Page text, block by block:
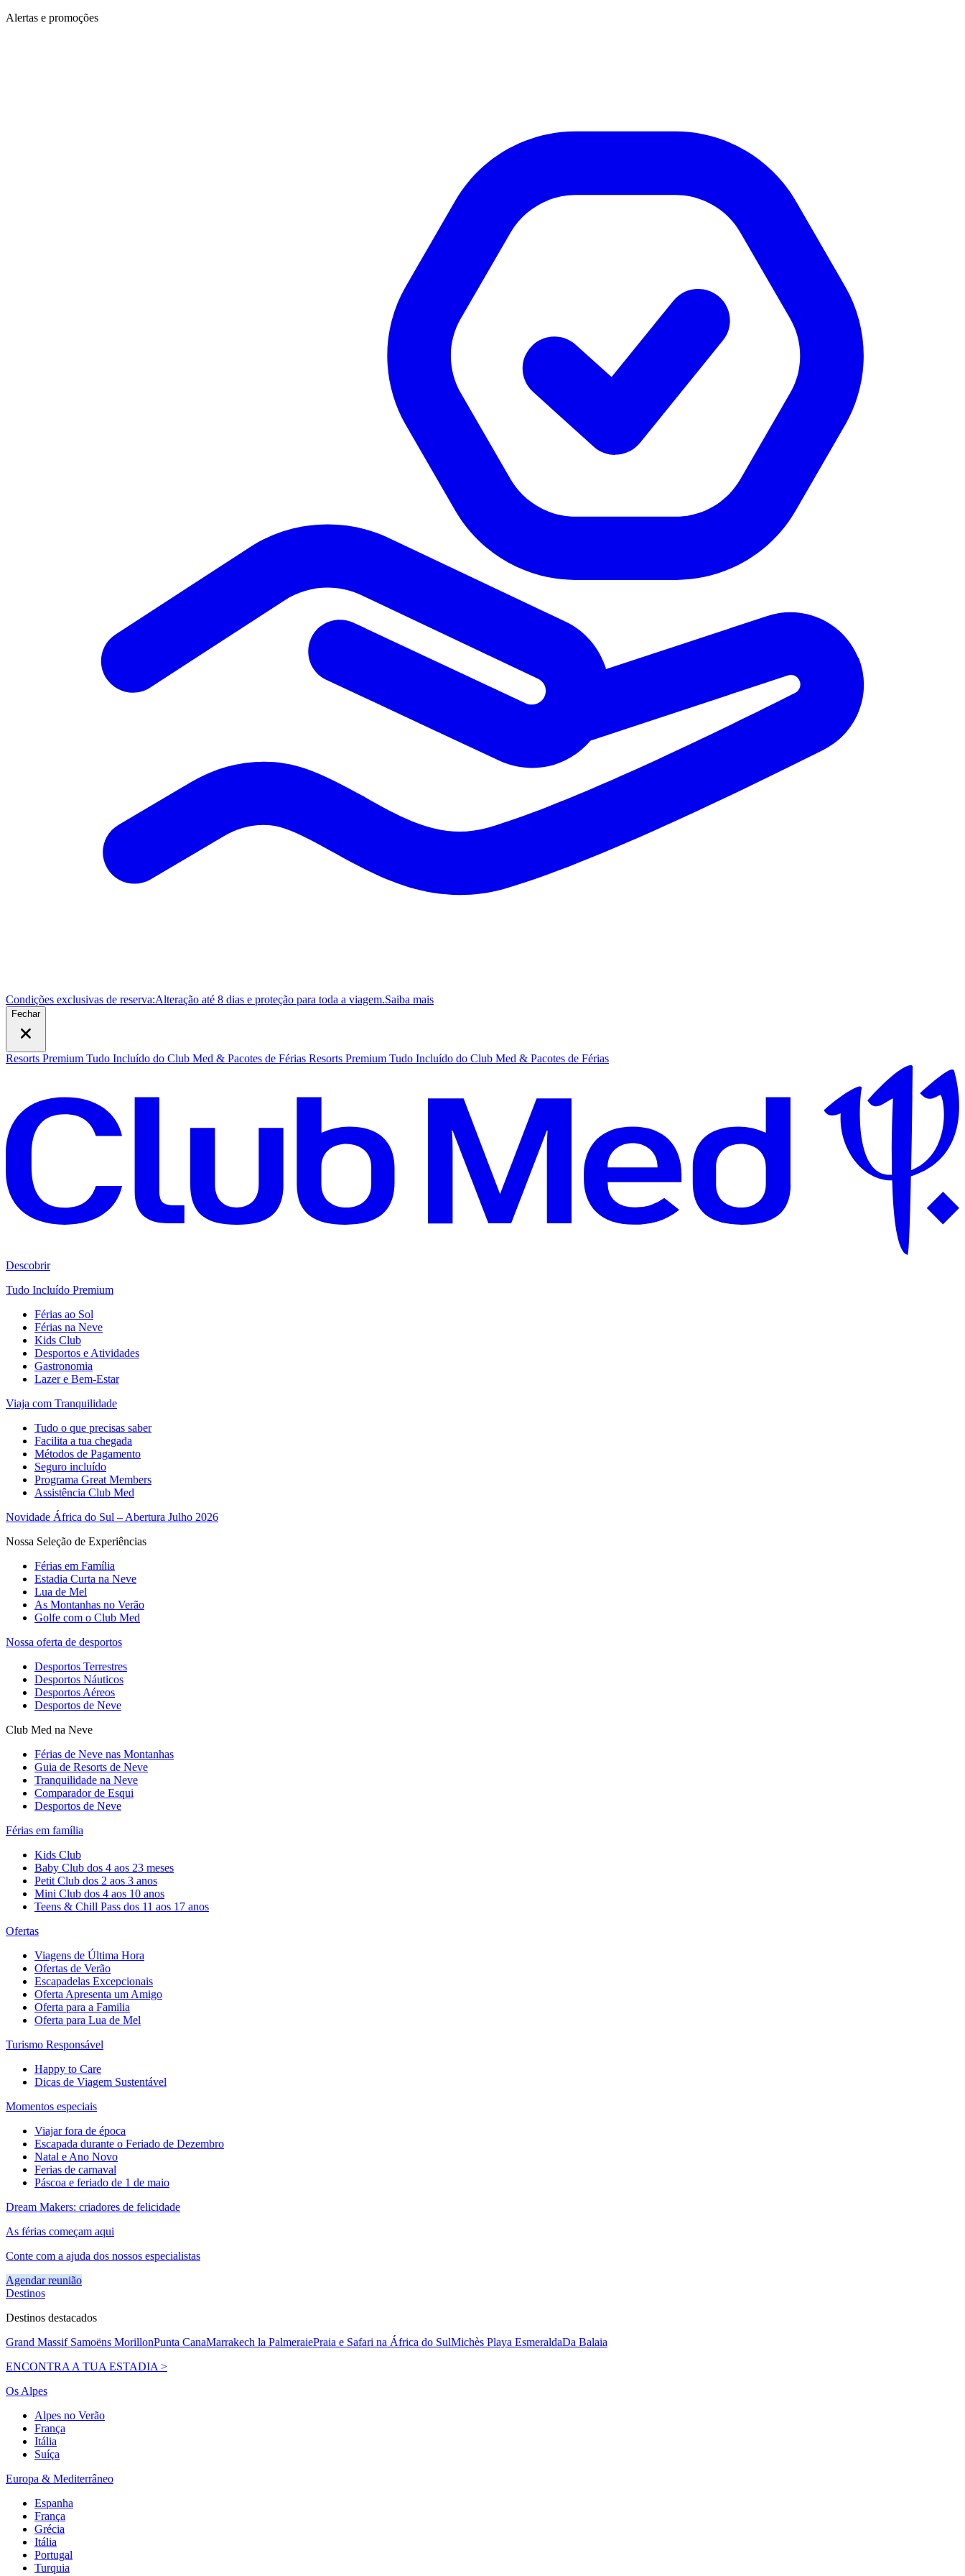
Alertas e promoções
Condições exclusivas de reserva:Alteração até 8 dias e proteção para toda a viagem.Saiba mais
Fechar
Resorts Premium Tudo Incluído do Club Med & Pacotes de Férias Resorts Premium Tudo Incluído do Club Med & Pacotes de Férias
Descobrir
Tudo Incluído Premium
Férias ao Sol
Férias na Neve
Kids Club
Desportos e Atividades
Gastronomia
Lazer e Bem-Estar
Viaja com Tranquilidade
Tudo o que precisas saber
Facilita a tua chegada
Métodos de Pagamento
Seguro incluído
Programa Great Members
Assistência Club Med
Novidade África do Sul – Abertura Julho 2026
Nossa Seleção de Experiências
Férias em Família
Estadia Curta na Neve
Lua de Mel
As Montanhas no Verão
Golfe com o Club Med
Nossa oferta de desportos
Desportos Terrestres
Desportos Náuticos
Desportos Aéreos
Desportos de Neve
Club Med na Neve
Férias de Neve nas Montanhas
Guia de Resorts de Neve
Tranquilidade na Neve​
Comparador de Esqui
Desportos de Neve
Férias em família
Kids Club
Baby Club dos 4 aos 23 meses
Petit Club dos 2 aos 3 anos
Mini Club dos 4 aos 10 anos
Teens & Chill Pass dos 11 aos 17 anos
Ofertas
Viagens de Última Hora
Ofertas de Verão
Escapadelas Excepcionais
Oferta Apresenta um Amigo
Oferta para a Familia
Oferta para Lua de Mel
Turismo Responsável
Happy to Care
Dicas de Viagem Sustentável
Momentos especiais
Viajar fora de época
Escapada durante o Feriado de Dezembro
Natal e Ano Novo
Ferias de carnaval
Páscoa e feriado de 1 de maio
Dream Makers: criadores de felicidade
As férias começam aqui
Conte com a ajuda dos nossos especialistas
Agendar reunião
Destinos
Destinos destacados
Grand Massif Samoëns MorillonPunta CanaMarrakech la PalmeraiePraia e Safari na África do SulMichès Playa EsmeraldaDa Balaia
ENCONTRA A TUA ESTADIA >
Os Alpes
Alpes no Verão
França
Itália
Suíça
Europa & Mediterrâneo
Espanha
França
Grécia
Itália
Portugal
Turquia